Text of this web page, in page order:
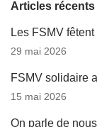
Articles récents
Les FSMV
29 mai 2026
FSMV solidaire
15 mai 2026
On parle de